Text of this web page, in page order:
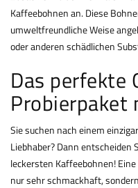
Kaffeebohnen an. Diese
umweltfreundliche Weise
oder anderen schädlichen
Das perfekte
Probierpaket
Sie suchen nach einem
Liebhaber? Dann entscheiden
leckersten Kaffeebohnen!
nur sehr schmackhaft,